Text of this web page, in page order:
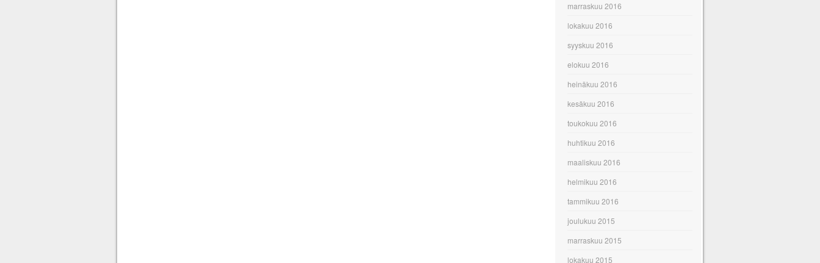
marraskuu 2016
lokakuu 2016
syyskuu 2016
elokuu 2016
heinäkuu 2016
kesäkuu 2016
toukokuu 2016
huhtikuu 2016
maaliskuu 2016
helmikuu 2016
tammikuu 2016
joulukuu 2015
marraskuu 2015
lokakuu 2015